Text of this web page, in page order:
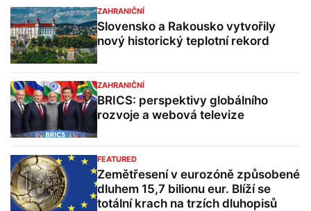
ZAHRANIČNÍ
Slovensko a Rakousko vytvořily
nový historický teplotní rekord
ZAHRANIČNÍ
BRICS: perspektivy globálního
rozvoje a webová televize
FEATURED
Zemětřesení v eurozóně způsobené
dluhem 15,7 bilionu eur. Blíží se
totální krach na trzích dluhopisů